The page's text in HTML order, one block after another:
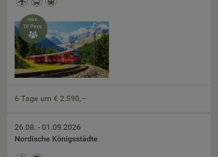
max.
18 Pers.

6 Tage um € 2.590,–
26.08. - 01.09.2026
Nordische Königsstädte